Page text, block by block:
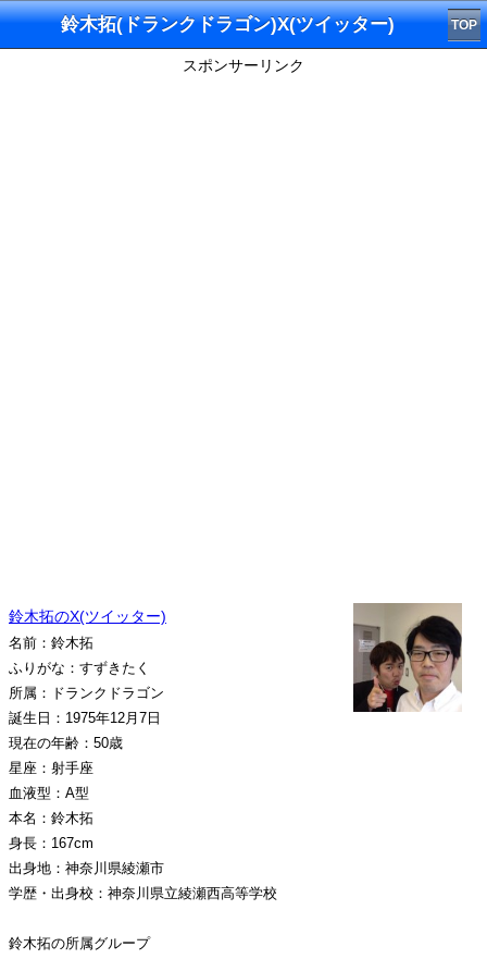
鈴木拓(ドランクドラゴン)X(ツイッター) TOP
スポンサーリンク
鈴木拓のX(ツイッター)
名前：鈴木拓
ふりがな：すずきたく
所属：ドランクドラゴン
誕生日：1975年12月7日
現在の年齢：50歳
星座：射手座
血液型：A型
本名：鈴木拓
身長：167cm
出身地：神奈川県綾瀬市
学歴・出身校：神奈川県立綾瀬西高等学校
鈴木拓の所属グループ